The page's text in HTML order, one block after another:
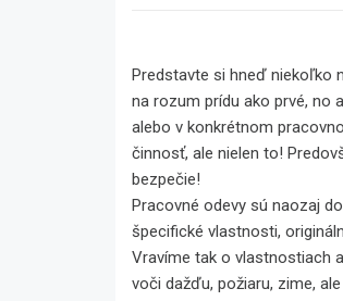
Predstavte si hneď niekoľko
na rozum prídu ako prvé, no
alebo v konkrétnom
činnosť, ale nielen to!
bezpečie!
Pracovné odevy sú naozaj
špecifické vlastnosti,
Vravíme tak o vlastnostiach
voči dažďu, požiaru, zime,